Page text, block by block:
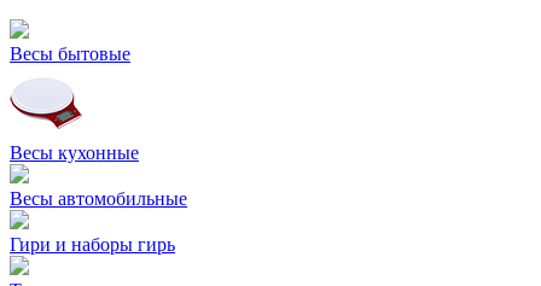
Весы бытовые
Весы кухонные
Весы автомобильные
Гири и наборы гирь